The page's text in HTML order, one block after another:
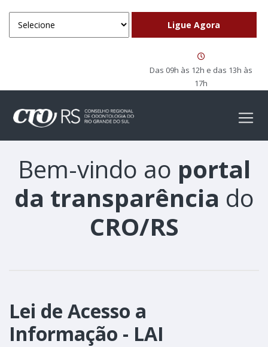
Das 09h às 12h e das 13h às
17h
Bem-vindo ao portal
da transparência do
CRO/RS
Lei de Acesso a
Informação - LAI